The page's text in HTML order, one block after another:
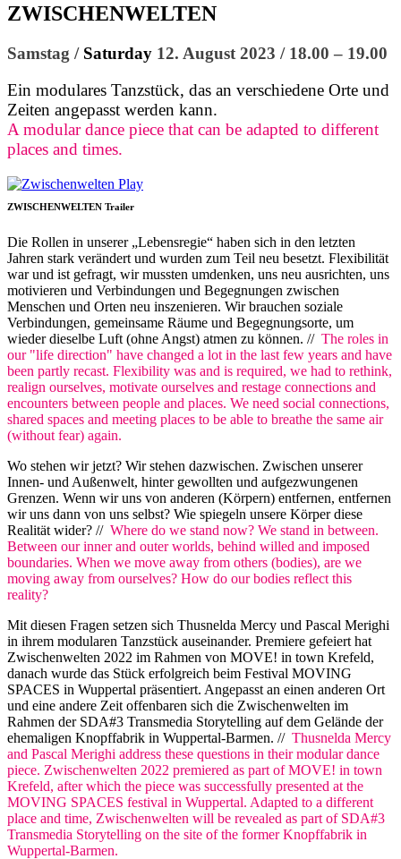
ZWISCHENWELTEN
Samstag / Saturday 12. August 2023 / 18.00 – 19.00
Ein modulares Tanzstück, das an verschiedene Orte und
Zeiten angepasst werden kann.
A modular dance piece that can be adapted to different
places and times.
ZWISCHENWELTEN Trailer
Die Rollen in unserer „Lebensregie“ haben sich in den letzten
Jahren stark verändert und wurden zum Teil neu besetzt. Flexibilität
war und ist gefragt, wir mussten umdenken, uns neu ausrichten, uns
motivieren und Verbindungen und Begegnungen zwischen
Menschen und Orten neu inszenieren. Wir brauchen soziale
Verbindungen, gemeinsame Räume und Begegnungsorte, um
wieder dieselbe Luft (ohne Angst) atmen zu können. // The roles in
our "life direction" have changed a lot in the last few years and have
been partly recast. Flexibility was and is required, we had to rethink,
realign ourselves, motivate ourselves and restage connections and
encounters between people and places. We need social connections,
shared spaces and meeting places to be able to breathe the same air
(without fear) again.
Wo stehen wir jetzt? Wir stehen dazwischen. Zwischen unserer
Innen- und Außenwelt, hinter gewollten und aufgezwungenen
Grenzen. Wenn wir uns von anderen (Körpern) entfernen, entfernen
wir uns dann von uns selbst? Wie spiegeln unsere Körper diese
Realität wider? // Where do we stand now? We stand in between.
Between our inner and outer worlds, behind willed and imposed
boundaries. When we move away from others (bodies), are we
moving away from ourselves? How do our bodies reflect this
reality?
Mit diesen Fragen setzen sich Thusnelda Mercy und Pascal Merighi
in ihrem modularen Tanzstück auseinander. Premiere gefeiert hat
Zwischenwelten 2022 im Rahmen von MOVE! in town Krefeld,
danach wurde das Stück erfolgreich beim Festival MOVING
SPACES in Wuppertal präsentiert. Angepasst an einen anderen Ort
und eine andere Zeit offenbaren sich die Zwischenwelten im
Rahmen der SDA#3 Transmedia Storytelling auf dem Gelände der
ehemaligen Knopffabrik in Wuppertal-Barmen. // Thusnelda Mercy
and Pascal Merighi address these questions in their modular dance
piece. Zwischenwelten 2022 premiered as part of MOVE! in town
Krefeld, after which the piece was successfully presented at the
MOVING SPACES festival in Wuppertal. Adapted to a different
place and time, Zwischenwelten will be revealed as part of SDA#3
Transmedia Storytelling on the site of the former Knopffabrik in
Wuppertal-Barmen.